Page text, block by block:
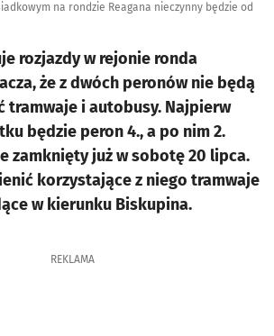
na rondzie Reagana nieczynny będzie od
rozjazdy w rejonie ronda
że z dwóch peronów nie będą
tramwaje i autobusy. Najpierw
będzie peron 4., a po nim 2.
zamknięty już w sobotę 20 lipca.
korzystające z niego tramwaje
w kierunku Biskupina.
REKLAMA